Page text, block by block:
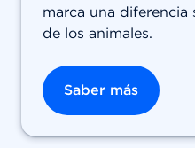
marca una
de los animales.
Saber más